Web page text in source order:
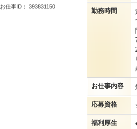
お仕事ID： 393831150
勤務時間
お仕事内容
応募資格
福利厚生